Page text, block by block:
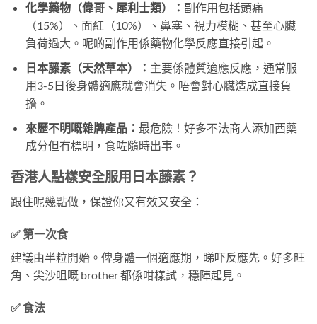
化學藥物（偉哥、犀利士類）： 副作用包括頭痛
（15%）、面紅（10%）、鼻塞、視力模糊、甚至心臟
負荷過大。呢啲副作用係藥物化學反應直接引起。
日本藤素（天然草本）： 主要係體質適應反應，通常服
用3-5日後身體適應就會消失。唔會對心臟造成直接負
擔。
來歷不明嘅雜牌產品： 最危險！好多不法商人添加西藥
成分但冇標明，食咗隨時出事。
香港人點樣安全服用日本藤素？
跟住呢幾點做，保證你又有效又安全：
✅ 第一次食
建議由半粒開始。俾身體一個適應期，睇吓反應先。好多旺
角、尖沙咀嘅 brother 都係咁樣試，穩陣起見。
✅ 食法